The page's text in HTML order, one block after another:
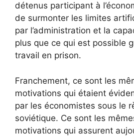
détenus participant à
de surmonter les limites
par l’administration et la
plus que ce qui est possible
travail en prison.
Franchement, ce sont les
motivations qui étaient
par les économistes sous le
soviétique. Ce sont les
motivations qui assurent